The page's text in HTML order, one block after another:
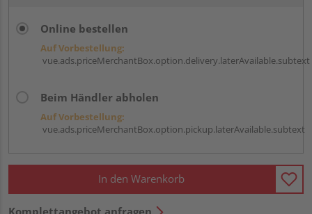
Online bestellen
Auf Vorbestellung:
vue.ads.priceMerchantBox.option.delivery.laterAvailable.subtext
Beim Händler abholen
Auf Vorbestellung:
vue.ads.priceMerchantBox.option.pickup.laterAvailable.subtext
In den Warenkorb
Komplettangebot anfragen